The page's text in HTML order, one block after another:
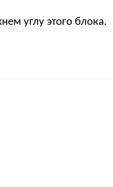
углу этого блока.